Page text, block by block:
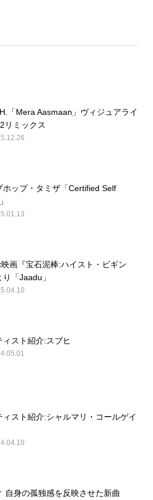
「Mera Aasmaan」ヴィジュアライ
リミックス
ホップ・タミザ「Certified Self
画『宝石泥棒:ハイスト・ビギン
り「Jaadu」
ィスト紹介:スブヒ
ィスト紹介:シャルマリ・コールゲイ
自身の孤独感を反映させた新曲